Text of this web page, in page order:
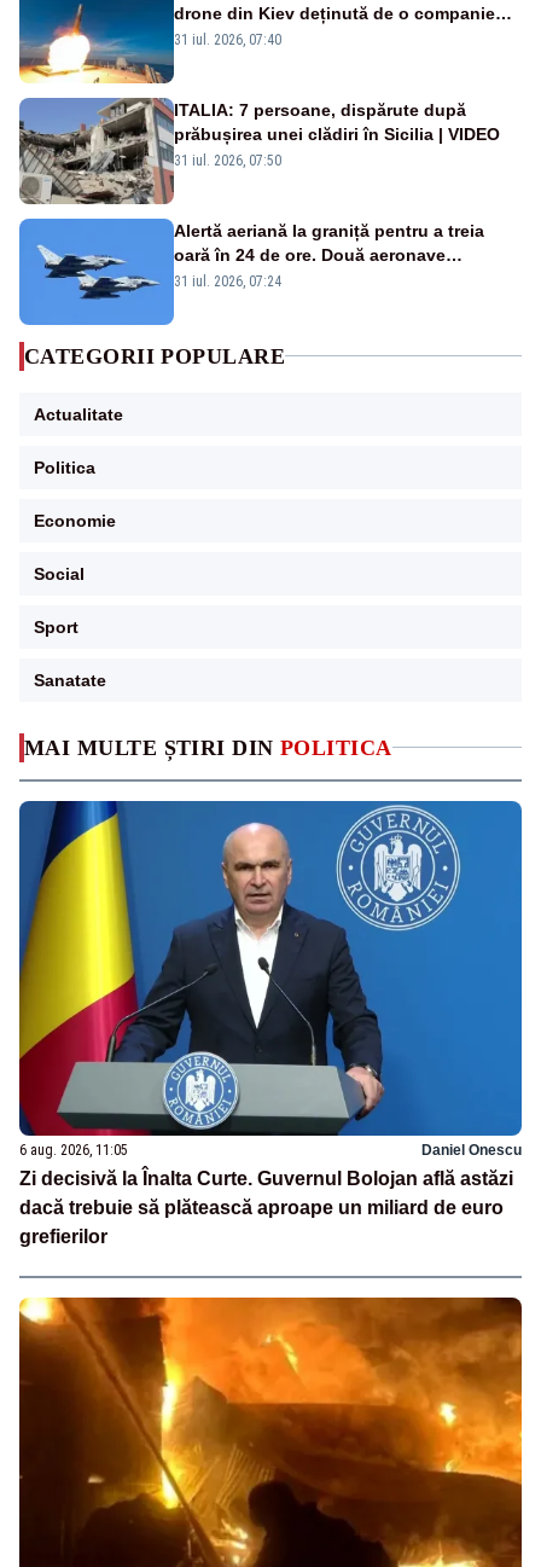
MAI MULTE ȘTIRI DIN POLITICA
6 aug. 2026, 11:05 Daniel Onescu
Zi decisivă la Înalta Curte. Guvernul Bolojan află astăzi
dacă trebuie să plătească aproape un miliard de euro
grefierilor
drone din Kiev deținută de o companie
americană, distrusă de o rachetă
31 iul. 2026, 07:40
ITALIA: 7 persoane, dispărute după
prăbușirea unei clădiri în Sicilia | VIDEO
31 iul. 2026, 07:50
Alertă aeriană la graniță pentru a treia
oară în 24 de ore. Două aeronave
Eurofighter britanice au fost ridicate de la
31 iul. 2026, 07:24
CATEGORII POPULARE
Actualitate
Politica
Economie
Social
Sport
Sanatate